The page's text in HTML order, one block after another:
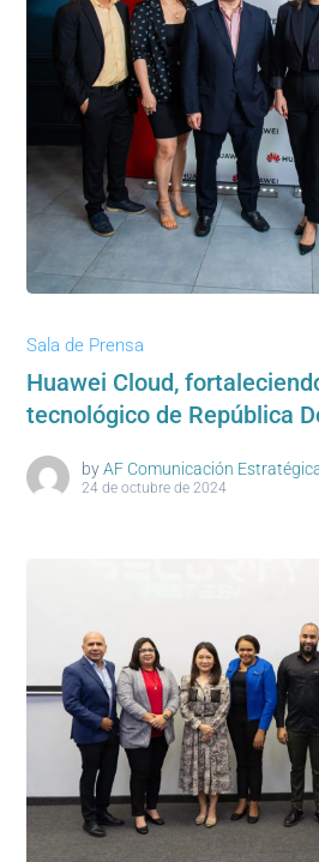
Sala de Prensa
Huawei Cloud,
tecnológico de República
by AF Comunicación
24 de octubre de 2024